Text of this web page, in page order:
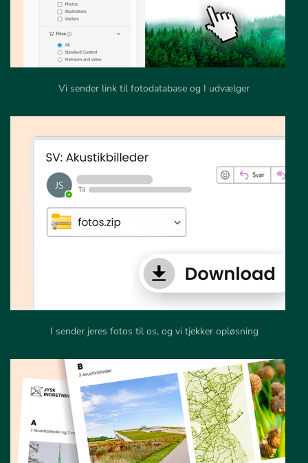
Vi sender link til fotodatabase og I udvælger
I sender jeres fotos til os, og vi tjekker opløsning